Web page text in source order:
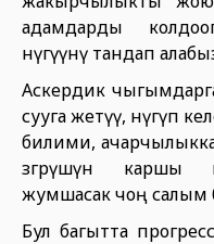
адамдарды
өнүгүүнү тандап
Аскердик
сууга жетүү, өнүгүп
билими,
өзгөрүшүнө каршы
жумшасак чоң салым
Бул багытта